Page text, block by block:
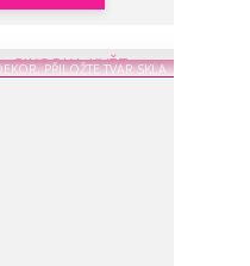
PŘILOŽTE TVAR SKLA